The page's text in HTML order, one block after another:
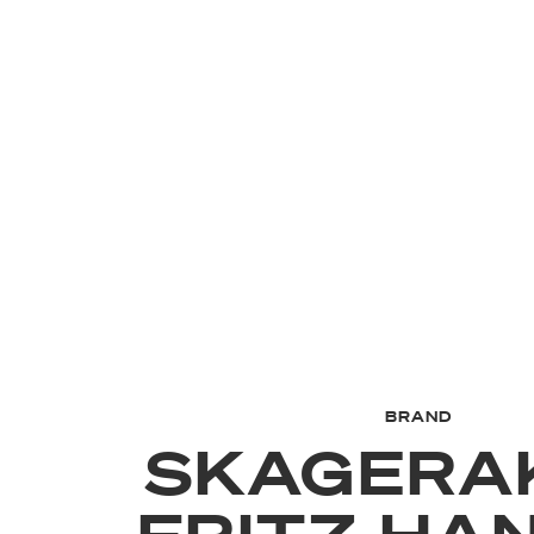
BRAND